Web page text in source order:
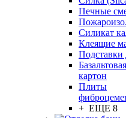
Печные
Силикат
Клеящие
Подставки
картон
Плиты
+ ЕЩЕ 8